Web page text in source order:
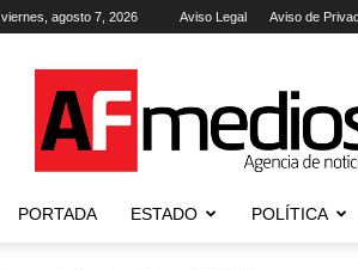
viernes, agosto 7, 2026 Aviso Legal Aviso de
Agencia
de
Noticias
PORTADA ESTADO POLÍTICA